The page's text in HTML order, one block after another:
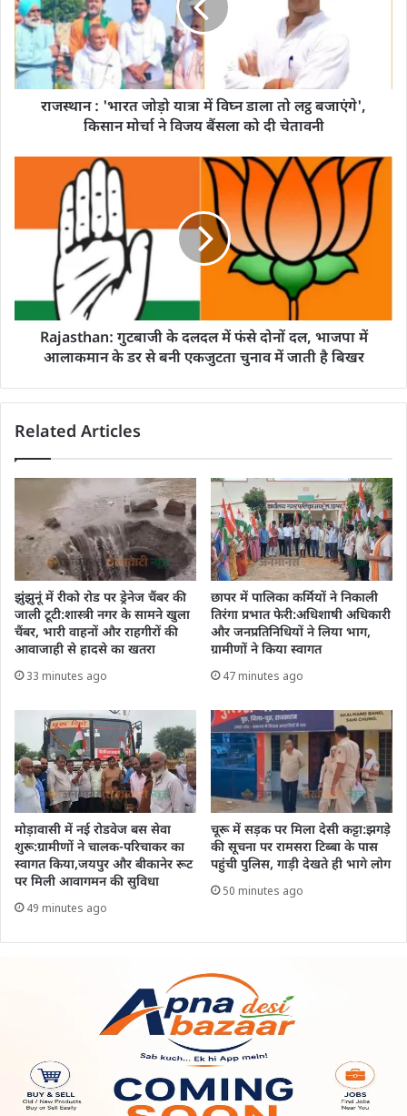
राजस्थान : 'भारत जोड़ो यात्रा में विघ्न डाला तो लट्ठ बजाएंगे',
किसान मोर्चा ने विजय बैंसला को दी चेतावनी
Rajasthan: गुटबाजी के दलदल में फंसे दोनों दल, भाजपा में
आलाकमान के डर से बनी एकजुटता चुनाव में जाती है बिखर
Related Articles
झुंझुनूं में रीको रोड पर ड्रेनेज चैंबर की
जाली टूटी:शास्त्री नगर के सामने खुला
चैंबर, भारी वाहनों और राहगीरों की
आवाजाही से हादसे का खतरा
33 minutes ago
छापर में पालिका कर्मियों ने निकाली
तिरंगा प्रभात फेरी:अधिशाषी अधिकारी
और जनप्रतिनिधियों ने लिया भाग,
ग्रामीणों ने किया स्वागत
47 minutes ago
मोड़ावासी में नई रोडवेज बस सेवा
शुरू:ग्रामीणों ने चालक-परिचाकर का
स्वागत किया,जयपुर और बीकानेर रूट
पर मिली आवागमन की सुविधा
49 minutes ago
चूरू में सड़क पर मिला देसी कट्टा:झगड़े
की सूचना पर रामसरा टिब्बा के पास
पहुंची पुलिस, गाड़ी देखते ही भागे लोग
50 minutes ago